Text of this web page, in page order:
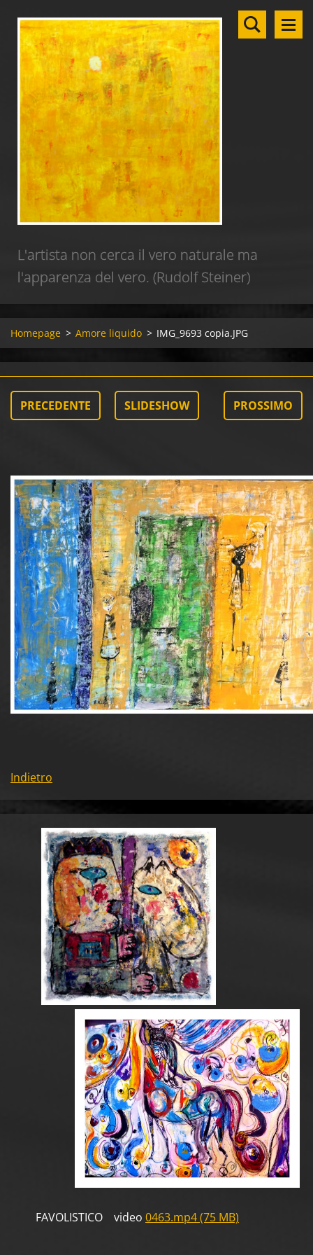
L'artista non cerca il vero naturale ma
l'apparenza del vero. (Rudolf Steiner)
Homepage > Amore liquido > IMG_9693 copia.JPG
PRECEDENTE SLIDESHOW PROSSIMO
Indietro
FAVOLISTICO video 0463.mp4 (75 MB)